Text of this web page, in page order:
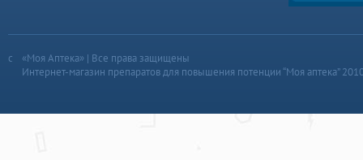
«Моя Аптека» | Все права защищены
Интернет-магазин препаратов для повышения потенции “Моя аптека”